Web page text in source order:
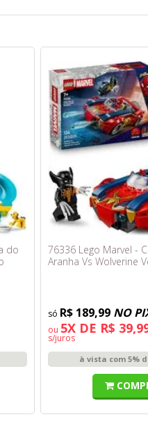
do
76336 Lego Marvel -
Aranha Vs Wolverine
R$ 189,99 NO
ou 5X DE R$
s/juros
à vista com 5%